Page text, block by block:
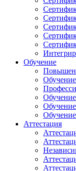
Обучение
Аттестация